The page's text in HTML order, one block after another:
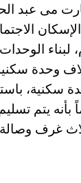
مى عبد
الإسكان
لبناء
من 305 آلاف
بأنه يتم